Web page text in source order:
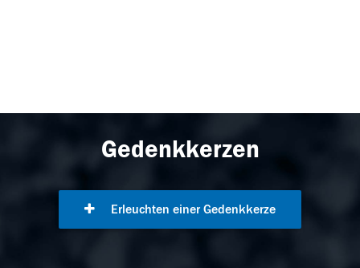
Gedenkkerzen
Erleuchten einer Gedenkkerze